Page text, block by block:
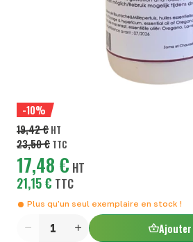
-10%
19,42 € HT
23,50 € TTC
17,48 € HT
21,15 € TTC
Plus qu'un seul exemplaire en stock !
Quantité